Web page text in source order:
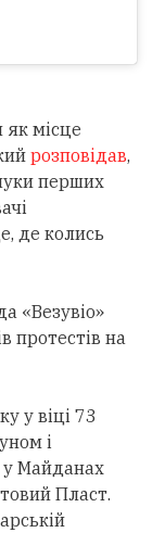
як місце
розповідав,
перших
де колись
«Везувіо»
протестів на
у віці 73
і
у Майданах
Пласт.